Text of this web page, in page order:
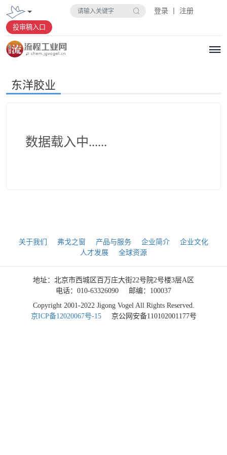
登录 丨 注册
投审稿入口
东洋胶业
数据载入中......
关于我们 弗戈之窗 产品与服务 企业简介
企业文化
人才发展
全球资源
地址：北京市西城区百万庄大街22号院2号楼3层A区
电话：010-63326090
邮编：100037
Copyright 2001-2022 Jigong Vogel All Rights Reserved.
京ICP备12020067号-15
京公网安备110102001177号